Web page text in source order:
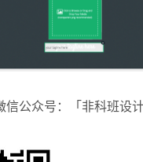
公众号：「非科班设计